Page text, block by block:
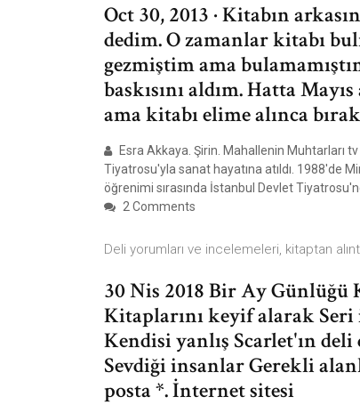
Oct 30, 2013 · Kitabın
dedim. O zamanlar kitabı
gezmiştim ama
baskısını aldım. Hatta
ama kitabı elime alınca
Esra Akkaya. Şirin. Mahallenin Muhtarları
Tiyatrosu'yla sanat hayatına atıldı. 1988'de
öğrenimi sırasında İstanbul Devlet
2 Comments
Deli yorumları ve incelemeleri, kitaptan
30 Nis 2018 Bir Ay Günlüğü
Kitaplarını keyif alarak
Kendisi yanlış Scarlet'ın
Sevdiği insanlar Gerekli
posta *. İnternet sitesi